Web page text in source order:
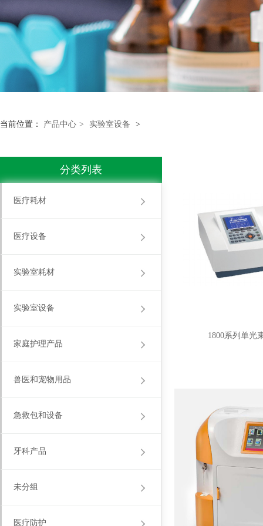
当前位置： 产品中心 > 实验室设备 >
分类列表
医疗耗材
医疗设备
实验室耗材
实验室设备
家庭护理产品
兽医和宠物用品
急救包和设备
牙科产品
未分组
医疗防护
1800系列单光